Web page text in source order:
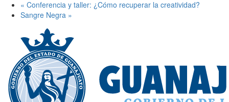
« Conferencia y taller: ¿Cómo recuperar la creatividad?
Sangre Negra »